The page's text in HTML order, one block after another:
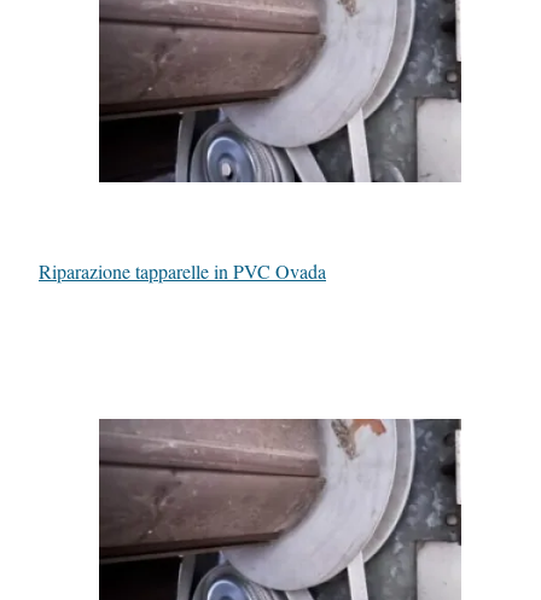
Riparazione tapparelle in PVC Ovada